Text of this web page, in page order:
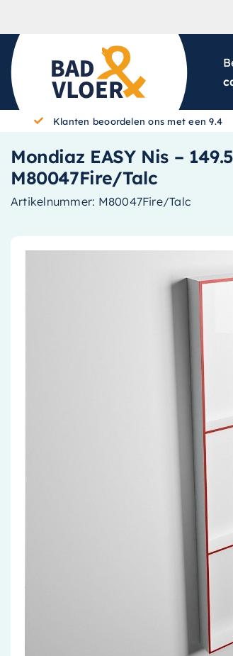
Klanten beoordelen ons met een 9.4
Mondiaz EASY Nis –
M80047Fire/Talc
Artikelnummer: M80047Fire/Talc